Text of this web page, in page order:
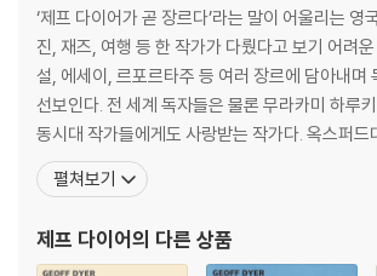
‘제프 다이어가 곧 장르다’라는 말이 어울리는 영
진, 재즈, 여행 등 한 작가가 다뤘다고 보기 어려
설, 에세이, 르포르타주 등 여러 장르에 담아내며
선보인다. 전 세계 독자들은 물론 무라카미 하루
동시대 작가들에게도 사랑받는 작가다. 옥스퍼드
을 전공했고 20여 권의 저서를 출간했다. 1992년
으로 서머싯 몸상, 2004년 『꼼짝도 하기 싫은 사
제사진센터 인피니티상, 2011년 『
펼쳐보기
제프 다이어의 다른 상품